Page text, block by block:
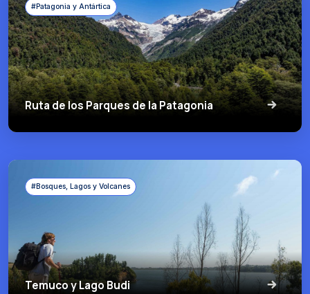
#Patagonia y Antártica
Ruta de los Parques de la Patagonia
#Bosques, Lagos y Volcanes
Temuco y Lago Budi